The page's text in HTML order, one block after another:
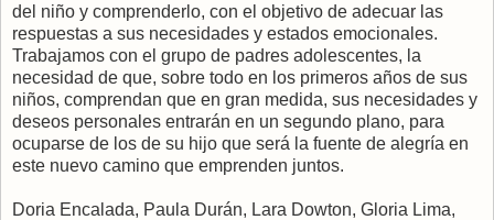
del niño y comprenderlo, con el objetivo de adecuar las
respuestas a sus necesidades y estados emocionales.
Trabajamos con el grupo de padres adolescentes, la
necesidad de que, sobre todo en los primeros años de sus
niños, comprendan que en gran medida, sus necesidades y
deseos personales entrarán en un segundo plano, para
ocuparse de los de su hijo que será la fuente de alegría en
este nuevo camino que emprenden juntos.
Doria Encalada, Paula Durán, Lara Dowton, Gloria Lima,